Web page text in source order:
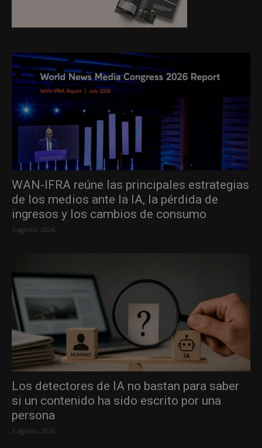
WAN-IFRA reúne las principales estrategias
de los medios ante la IA, la pérdida de
ingresos y los cambios de consumo
5 agosto, 2026
Los detectores de IA no bastan para saber
si un contenido ha sido escrito por una
persona
3 agosto, 2026